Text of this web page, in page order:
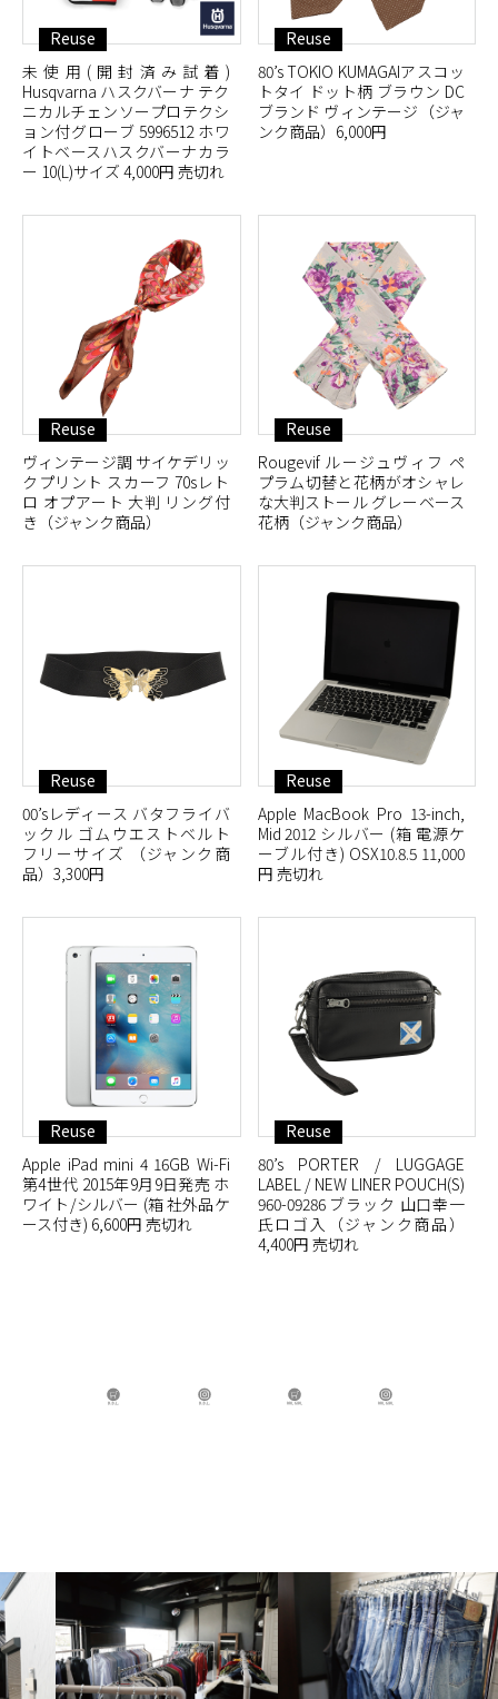
Reuse
未使用(開封済み試着)
Husqvarna ハスクバーナ テク
ニカルチェンソープロテクシ
ョン付グローブ 5996512 ホワ
イトベースハスクバーナカラ
ー 10(L)サイズ 4,000円 売切れ
Reuse
80’s TOKIO KUMAGAIアスコッ
トタイ ドット柄 ブラウン DC
ブランド ヴィンテージ（ジャ
ンク商品）6,000円
Reuse
ヴィンテージ調 サイケデリッ
クプリント スカーフ 70sレト
ロ オプアート 大判 リング付
き（ジャンク商品）
Reuse
Rougevif ルージュヴィフ ペ
プラム切替と花柄がオシャレ
な大判ストール グレーベース
花柄（ジャンク商品）
Reuse
00’sレディース バタフライバ
ックル ゴムウエストベルト
フリーサイズ （ジャンク商
品）3,300円
Reuse
Apple MacBook Pro 13-inch,
Mid 2012 シルバー (箱 電源ケ
ーブル付き) OSX10.8.5 11,000
円 売切れ
Reuse
Apple iPad mini 4 16GB Wi-Fi
第4世代 2015年9月9日発売 ホ
ワイト/シルバー (箱 社外品ケ
ース付き) 6,600円 売切れ
Reuse
80’s PORTER / LUGGAGE
LABEL / NEW LINER POUCH(S)
960-09286 ブラック 山口幸一
氏ロゴ入（ジャンク商品）
4,400円 売切れ
B.B.L Store BBL GIRL Store